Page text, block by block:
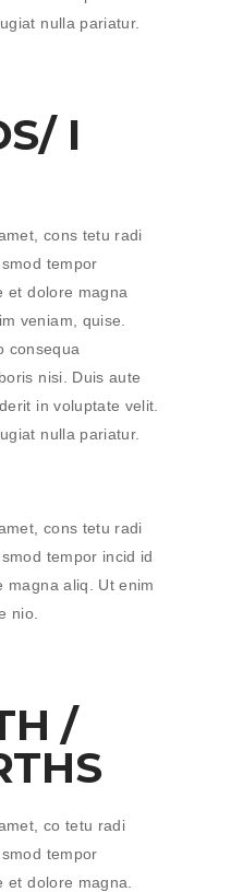
nulla pariatur.
I
cons tetu radi
tempor
et dolore magna
veniam, quise.
consequa
nisi. Duis aute
in voluptate velit.
nulla pariatur.
cons tetu radi
tempor incid id
magna aliq. Ut enim
nio.
/
co tetu radi
tempor
et dolore magna.